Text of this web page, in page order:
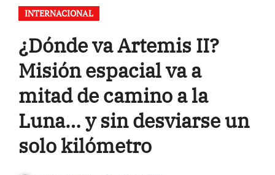
INTERNACIONAL
¿Dónde va Artemis II?
Misión espacial va a
mitad de camino a la
Luna… y sin desviarse un
solo kilómetro